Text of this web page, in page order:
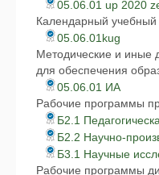
05.06.01 up 2020
Календарный учебный
05.06.01kug
Методические и иные
для обеспечения
05.06.01 ИА
Рабочие программы
Б2.1
Б2.2 Научно-
Б3.1 Научные
Рабочие программы